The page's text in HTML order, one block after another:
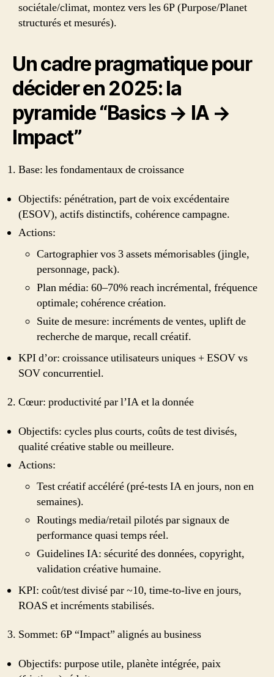
sociétale/climat, montez vers les 6P (Purpose/Planet
structurés et mesurés).
Un cadre pragmatique pour
décider en 2025: la
pyramide “Basics → IA →
Impact”
Base: les fondamentaux de croissance
Objectifs: pénétration, part de voix excédentaire
(ESOV), actifs distinctifs, cohérence campagne.
Actions:
Cartographier vos 3 assets mémorisables (jingle,
personnage, pack).
Plan média: 60–70% reach incrémental, fréquence
optimale; cohérence création.
Suite de mesure: incréments de ventes, uplift de
recherche de marque, recall créatif.
KPI d’or: croissance utilisateurs uniques + ESOV vs
SOV concurrentiel.
Cœur: productivité par l’IA et la donnée
Objectifs: cycles plus courts, coûts de test divisés,
qualité créative stable ou meilleure.
Actions:
Test créatif accéléré (pré-tests IA en jours, non en
semaines).
Routings media/retail pilotés par signaux de
performance quasi temps réel.
Guidelines IA: sécurité des données, copyright,
validation créative humaine.
KPI: coût/test divisé par ~10, time-to-live en jours,
ROAS et incréments stabilisés.
Sommet: 6P “Impact” alignés au business
Objectifs: purpose utile, planète intégrée, paix